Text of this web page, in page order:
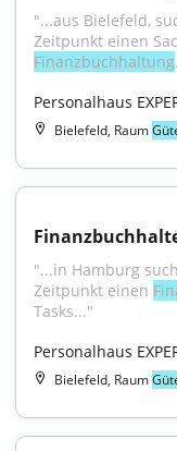
"...aus Bielefeld,
Finanzbuchhaltung
Personalhaus
Bielefeld, Raum
"...in Hamburg
Zeitpunkt einen
Tasks..."
Personalhaus
Bielefeld, Raum